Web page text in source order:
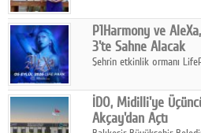
Polemik
Reklam
Yazarlar
Künye
Diker'in 13. kitabı “Aşk
Bodrum'da düzenlenen
P1Harmony ve
3'te Sahne Alacak
Şehrin etkinlik ormanı
haritasında önemli bir
hazırlanıyor.
İDO, Midilli'ye
Akçay'dan Açtı